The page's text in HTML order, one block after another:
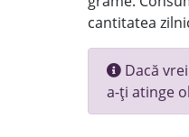
cantitatea
Dacă
a-ți atinge